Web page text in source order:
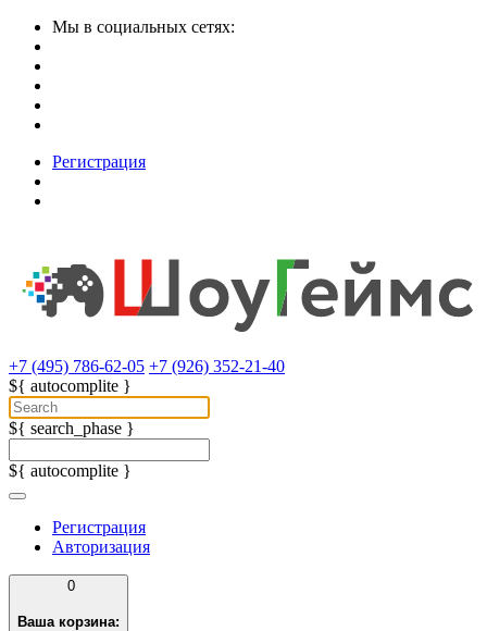
Мы в социальных сетях:
Регистрация
+7 (495) 786-62-05 +7 (926) 352-21-40
${ autocomplite }
${ search_phase }
${ autocomplite }
Регистрация
Авторизация
0
Ваша корзина: